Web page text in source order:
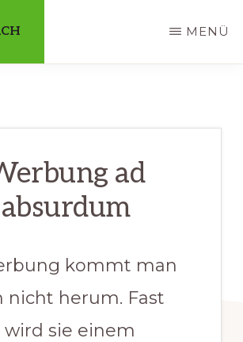
MENÜ
ad
absurdum
kommt man
nicht herum. Fast
wird sie einem